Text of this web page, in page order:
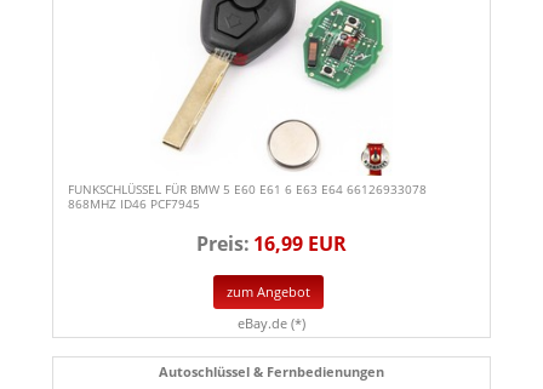
FUNKSCHLÜSSEL FÜR BMW 5 E60 E61 6 E63 E64 66126933078
868MHZ ID46 PCF7945
Preis: 16,99 EUR
zum Angebot
eBay.de (*)
Autoschlüssel & Fernbedienungen